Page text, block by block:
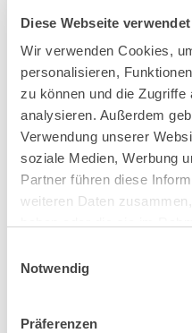
Diese Webseite
Wir verwenden Cookies,
personalisieren,
zu können und die
analysieren. Außerdem
Verwendung unserer
soziale Medien, Werbung
Partner führen diese
weiteren Daten
Notwendig
Präferenzen